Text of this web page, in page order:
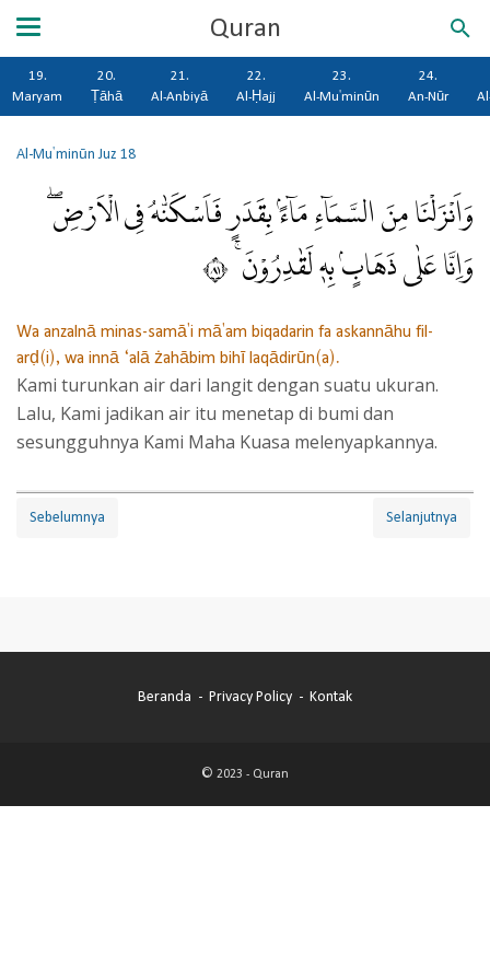
Quran
19.
Maryam
20.
Ṭāhā
21.
Al-Anbiyā
22.
Al-Ḥajj
23.
Al-Mu'minūn
24.
An-Nūr
Al-Mu'minūnJuz 18
وَاَنْزَلْنَا مِنَ السَّمَاۤءِ مَاۤءًۢ بِقَدَرٍ فَاَسْكَنّٰهُ فِى الْاَرْضِۖ
وَاِنَّا عَلٰى ذَهَابٍۢ بِهٖ لَقٰدِرُوْنَ ۚ ١٨
Wa anzalnā minas-samā'i mā'am biqadarin fa askannāhu fil-
arḍ(i), wa innā ‘alā żahābim bihī laqādirūn(a).
Kami turunkan air dari langit dengan suatu ukuran.
Lalu, Kami jadikan air itu menetap di bumi dan
sesungguhnya Kami Maha Kuasa melenyapkannya.
Sebelumnya Selanjutnya
Beranda Privacy Policy Kontak
© 2023 - Quran